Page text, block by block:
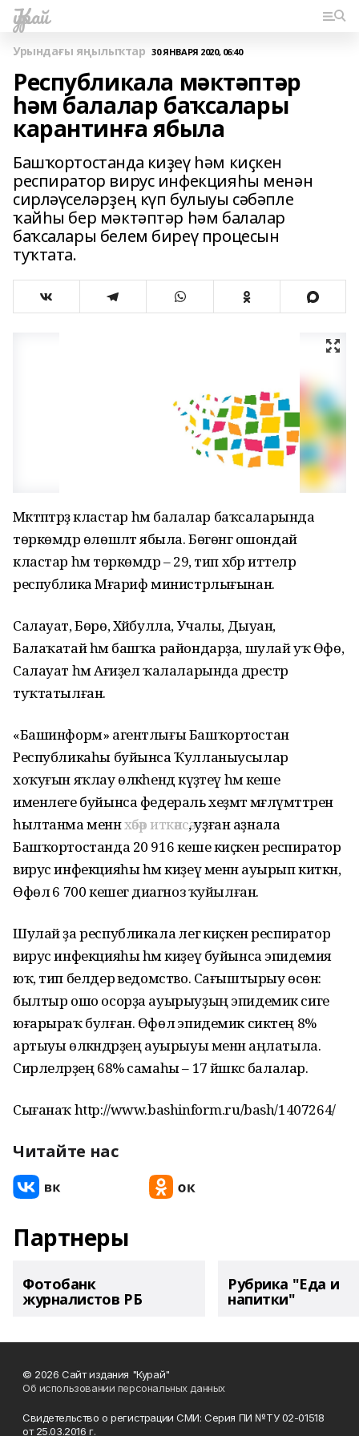
Ҡурай
Урындағы яңылыҡтар 30 ЯНВАРЯ 2020, 06:40
Республикала мәктәптәр
һәм балалар баҡсалары
карантинға ябыла
Башҡортостанда киҙеү һәм киҫкен
респиратор вирус инфекцияһы менән
сирләүселәрҙең күп булыуы сәбәпле
ҡайһы бер мәктәптәр һәм балалар
баҡсалары белем биреү процесын
туҡтата.
Мәктәптәрҙә кластар һәм балалар баҡсаларында
төркөмдәр өлөшләтә ябыла. Бөгөнгә ошондай
кластар һәм төркөмдәр – 29, тип хәбәр иттеләр
республика Мәғариф министрлығынан.
Салауат, Бөрө, Хәйбулла, Учалы, Дыуан,
Балаҡатай һәм башҡа райондарҙа, шулай уҡ Өфө,
Салауат һәм Ағиҙел ҡалаларында дәрестәр
туҡтатылған.
«Башинформ» агентлығы Башҡортостан
Республикаһы буйынса Ҡулланыусылар
хоҡуғын яҡлау өлкәһендә күҙәтеү һәм кеше
именлеге буйынса федераль хеҙмәт мәғлүмәттәренә
һылтанма менәнхәбәр иткәнсә, уҙған аҙнала
Башҡортостанда 20 916 кеше киҫкен респиратор
вирус инфекцияһы һәм киҙеү менән ауырып киткән,
Өфөлә 6 700 кешегә диагноз ҡуйылған.
Шулай ҙа республикала әлегә киҫкен респиратор
вирус инфекцияһы һәм киҙеү буйынса эпидемия
юҡ, тип белдерә ведомство. Сағыштырыу өсөн:
былтыр ошо осорҙа ауырыуҙың эпидемик сиге
юғарыраҡ булған. Өфөлә эпидемик сиктең 8%
артыуы өлкәндәрҙең ауырыуы менән аңлатыла.
Сирлеләрҙең 68% самаһы – 17 йәшкәсә балалар.
Сығанаҡ http://www.bashinform.ru/bash/1407264/
Читайте нас
Партнеры
Фотобанк
журналистов РБ
Рубрика "Еда и
напитки"
© 2026 Сайт издания "Курай"
Об использовании персональных данных
Свидетельство о регистрации СМИ: Серия ПИ №ТУ 02-01518
от 25.03.2016 г.